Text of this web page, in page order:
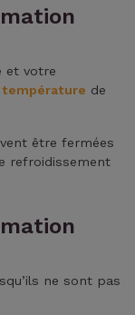
et votre
température de
être fermées
refroidissement
ne sont pas